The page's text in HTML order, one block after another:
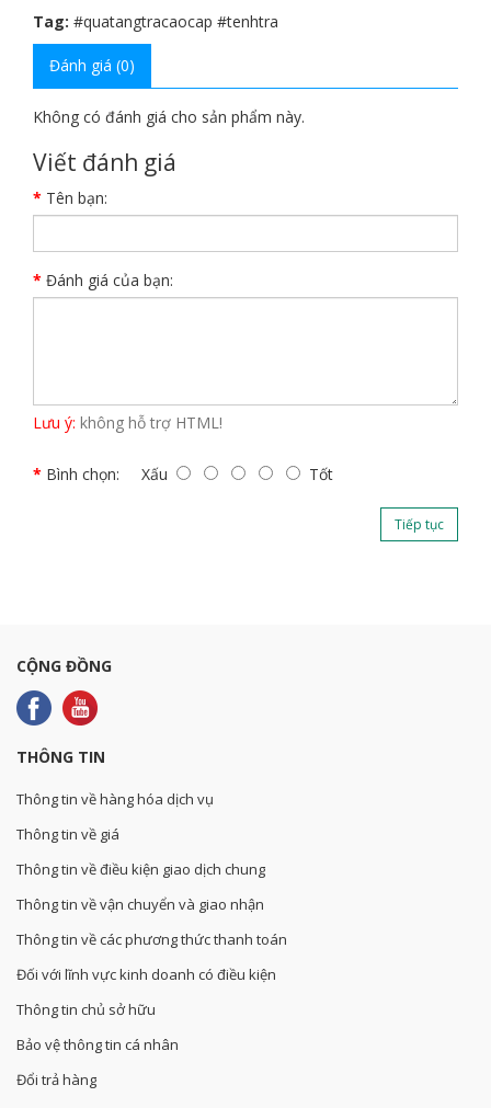
Tag: #quatangtracaocap #tenhtra
Đánh giá (0)
Không có đánh giá cho sản phẩm này.
Viết đánh giá
Tên bạn:
Đánh giá của bạn:
Lưu ý: không hỗ trợ HTML!
Bình chọn: Xấu Tốt
Tiếp tục
CỘNG ĐỒNG
THÔNG TIN
Thông tin về hàng hóa dịch vụ
Thông tin về giá
Thông tin về điều kiện giao dịch chung
Thông tin về vận chuyển và giao nhận
Thông tin về các phương thức thanh toán
Đối với lĩnh vực kinh doanh có điều kiện
Thông tin chủ sở hữu
Bảo vệ thông tin cá nhân
Đổi trả hàng